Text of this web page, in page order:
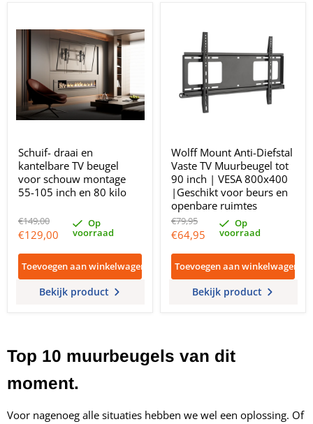
Schuif- draai en
kantelbare TV beugel
voor schouw montage
55-105 inch en 80 kilo
Oorspronkelijke
prijs
€149,00
Huidige
€129,00
Op
voorraad
Toevoegen aan winkelwagen
Bekijk product
Wolff Mount Anti-Diefstal
Vaste TV Muurbeugel tot
90 inch | VESA 800x400
|Geschikt voor beurs en
openbare ruimtes
Oorspronkelijke
prijs
€79,95
Huidige
€64,95
Op
voorraad
Toevoegen aan winkelwagen
Bekijk product
Top 10 muurbeugels van dit
moment.
Voor nagenoeg alle situaties hebben we wel een oplossing. Of